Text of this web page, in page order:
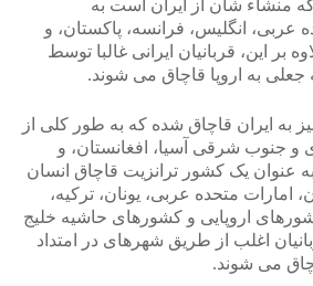
منشاء شان از ایران است به
عربی، انگلیس، فرانسه، پاکستان، و
بر این، قربانیان ایرانی غالبا توسط
جعلی به اروپا قاچاق می شوند.
به ایران قاچاق شده که به طور کلی از
جنوب شرقی آسیا، افغانستان، و
به عنوان یک کشور ترانزیت قاچاق انسان
امارات متحده عربی، یونان، ترکیه،
اروپایی و کشورهای حاشیه خلیج
اغلب از طریق شهرهای در امتداد
می شوند.